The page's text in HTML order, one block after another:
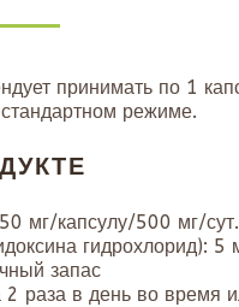
принимать по 1
режиме.
мг/капсулу/500 мг/сут.
гидрохлорид): 5
запас
2 раза в день во время